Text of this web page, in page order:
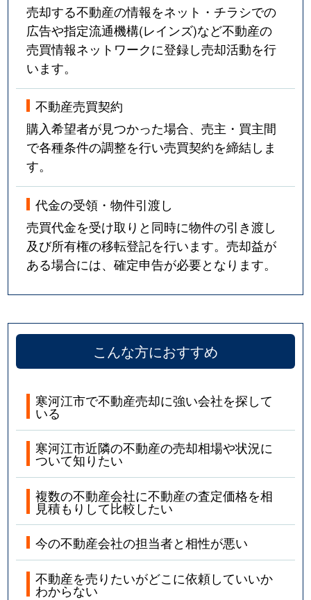
売却する不動産の情報をネット・チラシでの
広告や指定流通機構(レインズ)など不動産の
売買情報ネットワークに登録し売却活動を行
います。
不動産売買契約
購入希望者が見つかった場合、売主・買主間
で各種条件の調整を行い売買契約を締結しま
す。
代金の受領・物件引渡し
売買代金を受け取りと同時に物件の引き渡し
及び所有権の移転登記を行います。売却益が
ある場合には、確定申告が必要となります。
こんな方におすすめ
寒河江市で不動産売却に強い会社を探して
いる
寒河江市近隣の不動産の売却相場や状況に
ついて知りたい
複数の不動産会社に不動産の査定価格を相
見積もりして比較したい
今の不動産会社の担当者と相性が悪い
不動産を売りたいがどこに依頼していいか
わからない